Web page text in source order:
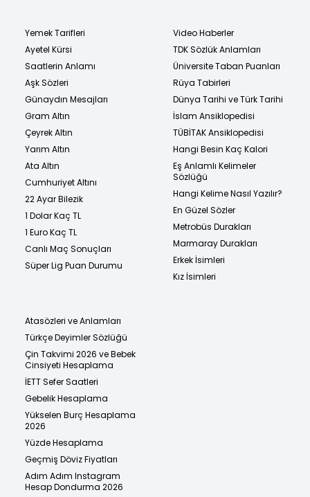
Yemek Tarifleri
Ayetel Kürsi
Saatlerin Anlamı
Aşk Sözleri
Günaydın Mesajları
Gram Altın
Çeyrek Altın
Yarım Altın
Ata Altın
Cumhuriyet Altını
22 Ayar Bilezik
1 Dolar Kaç TL
1 Euro Kaç TL
Canlı Maç Sonuçları
Süper Lig Puan Durumu
Video Haberler
TDK Sözlük Anlamları
Üniversite Taban Puanları
Rüya Tabirleri
Dünya Tarihi ve Türk Tarihi
İslam Ansiklopedisi
TÜBİTAK Ansiklopedisi
Hangi Besin Kaç Kalori
Eş Anlamlı Kelimeler
Sözlüğü
Hangi Kelime Nasıl Yazılır?
En Güzel Sözler
Metrobüs Durakları
Marmaray Durakları
Erkek İsimleri
Kız İsimleri
Atasözleri ve Anlamları
Türkçe Deyimler Sözlüğü
Çin Takvimi 2026 ve Bebek
Cinsiyeti Hesaplama
İETT Sefer Saatleri
Gebelik Hesaplama
Yükselen Burç Hesaplama
2026
Yüzde Hesaplama
Geçmiş Döviz Fiyatları
Adım Adım Instagram
Hesap Dondurma 2026